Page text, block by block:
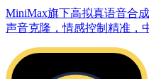
MiniMax旗下高拟真语音合
声音克隆，情感控制精准，